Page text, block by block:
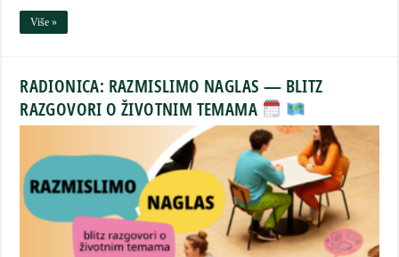
Više »
RADIONICA: RAZMISLIMO NAGLAS — BLITZ
RAZGOVORI O ŽIVOTNIM TEMAMA